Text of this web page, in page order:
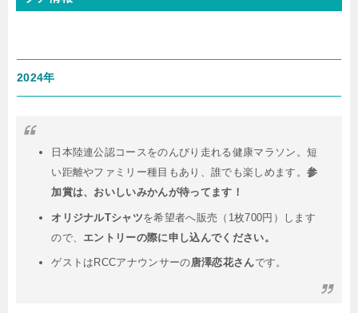
2024年
日本陸連公認コースをのんびり走れる健康マラソン。短
い距離やファミリー種目もあり、誰でも楽しめます。 参
加賞は、おいしいみかんが待ってます！
オリジナルTシャツを希望者へ販売（1枚700円）します
ので、 エントリーの際に申し込んでください。
ゲストはRCCアナウンサーの唐澤恋花さんです。